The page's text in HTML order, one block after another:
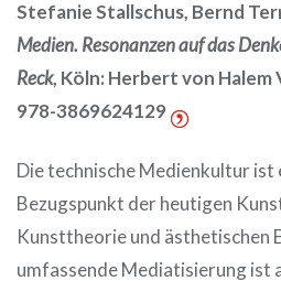
Stefanie Stallschus, Bernd
Medien. Resonanzen auf das
Reck, Köln: Herbert von Halem
978-3869624129
Die technische Medienkultur
Bezugspunkt der heutigen
Kunsttheorie und ästhetischen
umfassende Mediatisierung ist